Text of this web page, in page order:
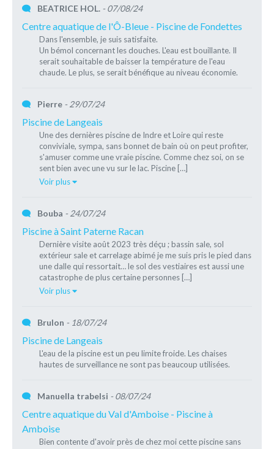
BEATRICE HOL. - 07/08/24
Centre aquatique de l'Ô-Bleue - Piscine de Fondettes
Dans l'ensemble, je suis satisfaite.
Un bémol concernant les douches. L'eau est bouillante. Il
serait souhaitable de baisser la température de l'eau
chaude. Le plus, se serait bénéfique au niveau économie.
Pierre - 29/07/24
Piscine de Langeais
Une des dernières piscine de Indre et Loire qui reste
conviviale, sympa, sans bonnet de bain où on peut profiter,
s'amuser comme une vraie piscine. Comme chez soi, on se
sent bien avec une vu sur le lac. Piscine […]
Voir plus
Bouba - 24/07/24
Piscine à Saint Paterne Racan
Dernière visite août 2023 très déçu ; bassin sale, sol
extérieur sale et carrelage abimé je me suis pris le pied dans
une dalle qui ressortait… le sol des vestiaires est aussi une
catastrophe de plus certaine personnes […]
Voir plus
Brulon - 18/07/24
Piscine de Langeais
L'eau de la piscine est un peu limite froide. Les chaises
hautes de surveillance ne sont pas beaucoup utilisées.
Manuella trabelsi - 08/07/24
Centre aquatique du Val d'Amboise - Piscine à
Amboise
Bien contente d'avoir près de chez moi cette piscine sans